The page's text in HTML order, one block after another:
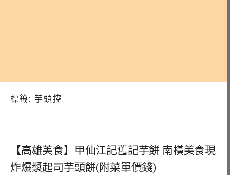
標籤: 芋頭控
【高雄美食】甲仙江記舊記芋餅 南橫美食現
炸爆漿起司芋頭餅(附菜單價錢)